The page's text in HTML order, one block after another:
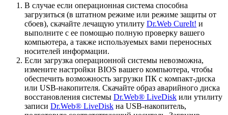
В случае если операционная система способна
загрузиться (в штатном режиме или режиме защиты от
сбоев), скачайте лечащую утилиту Dr.Web CureIt! и
выполните с ее помощью полную проверку вашего
компьютера, а также используемых вами переносных
носителей информации.
Если загрузка операционной системы невозможна,
измените настройки BIOS вашего компьютера, чтобы
обеспечить возможность загрузки ПК с компакт-диска
или USB-накопителя. Скачайте образ аварийного диска
восстановления системы Dr.Web® LiveDisk или утилиту
записи Dr.Web® LiveDisk на USB-накопитель,